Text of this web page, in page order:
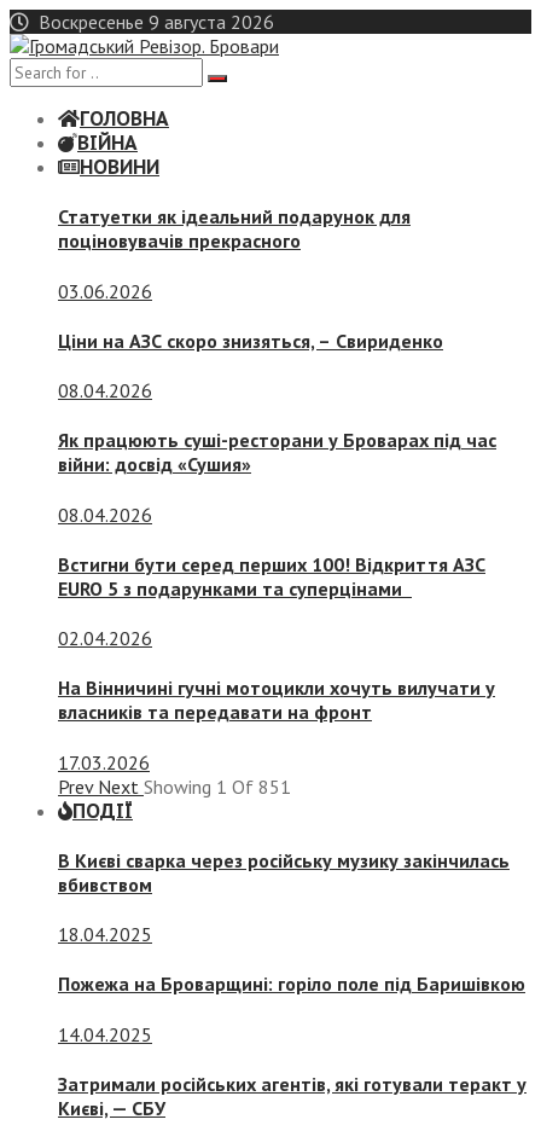
Skip
to
content
Воскресенье 9 августа 2026
ГОЛОВНА
ВІЙНА
НОВИНИ
Статуетки як ідеальний подарунок для
поціновувачів прекрасного
03.06.2026
Ціни на АЗС скоро знизяться, – Свириденко
08.04.2026
Як працюють суші-ресторани у Броварах під час
війни: досвід «Сушия»
08.04.2026
Встигни бути серед перших 100! Відкриття АЗС
EURO 5 з подарунками та суперцінами
02.04.2026
На Вінничині гучні мотоцикли хочуть вилучати у
власників та передавати на фронт
17.03.2026
Prev Next Showing 1 Of 851
ПОДІЇ
В Києві сварка через російську музику закінчилась
вбивством
18.04.2025
Пожежа на Броварщині: горіло поле під Баришівкою
14.04.2025
Затримали російських агентів, які готували теракт у
Києві, — СБУ